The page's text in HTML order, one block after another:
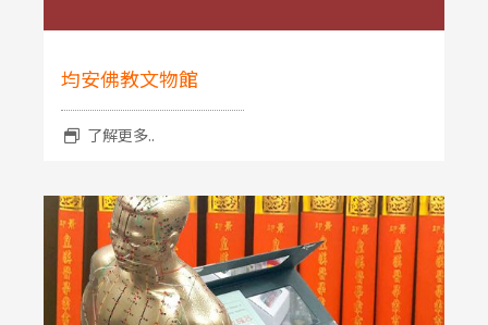
均安佛教文物館
了解更多..